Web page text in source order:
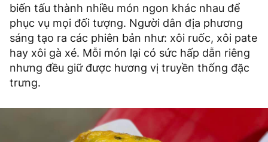
biến tấu thành nhiều món ngon khác nhau để
phục vụ mọi đối tượng. Người dân địa phương
sáng tạo ra các phiên bản như: xôi ruốc, xôi pate
hay xôi gà xé. Mỗi món lại có sức hấp dẫn riêng
nhưng đều giữ được hương vị truyền thống đặc
trưng.